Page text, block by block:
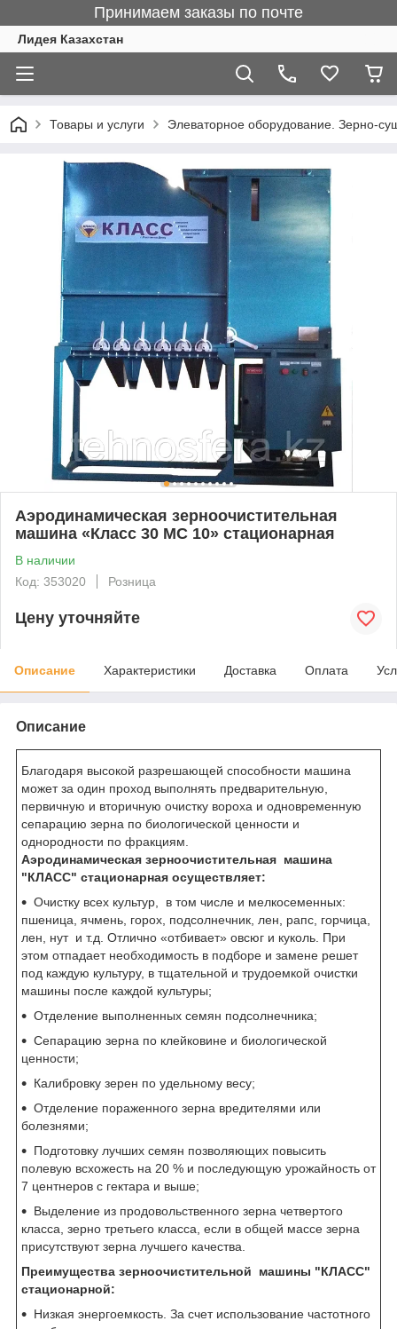
Принимаем заказы по почте
Лидея Казахстан
Товары и услуги Элеваторное оборудование. Зерно-
Аэродинамическая зерноочистительная
машина «Класс 30 МС 10» стационарная
В наличии
Код: 353020
Розница
Цену уточняйте
Описание Характеристики Доставка Оплата
Описание
Благодаря высокой разрешающей способности машина
может за один проход выполнять предварительную,
первичную и вторичную очистку вороха и одновременную
сепарацию зерна по биологической ценности и
однородности по фракциям.
Аэродинамическая зерноочистительная машина
"КЛАСС" стационарная осуществляет:
Очистку всех культур, в том числе и мелкосеменных:
пшеница, ячмень, горох, подсолнечник, лен, рапс, горчица,
лен, нут и т.д. Отлично «отбивает» овсюг и куколь. При
этом отпадает необходимость в подборе и замене решет
под каждую культуру, в тщательной и трудоемкой очистки
машины после каждой культуры;
Отделение выполненных семян подсолнечника;
Сепарацию зерна по клейковине и биологической
ценности;
Калибровку зерен по удельному весу;
Отделение пораженного зерна вредителями или
болезнями;
Подготовку лучших семян позволяющих повысить
полевую всхожесть на 20 % и последующую урожайность от
7 центнеров с гектара и выше;
Выделение из продовольственного зерна четвертого
класса, зерно третьего класса, если в общей массе зерна
присутствуют зерна лучшего качества.
Преимущества зерноочистительной машины "КЛАСС"
стационарной:
Низкая энергоемкость. За счет использование частотного